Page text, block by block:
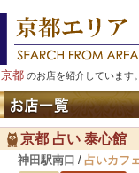
京都 のお店を紹介しています
京都 占い 泰心館
神田駅南口 / 占いカフ